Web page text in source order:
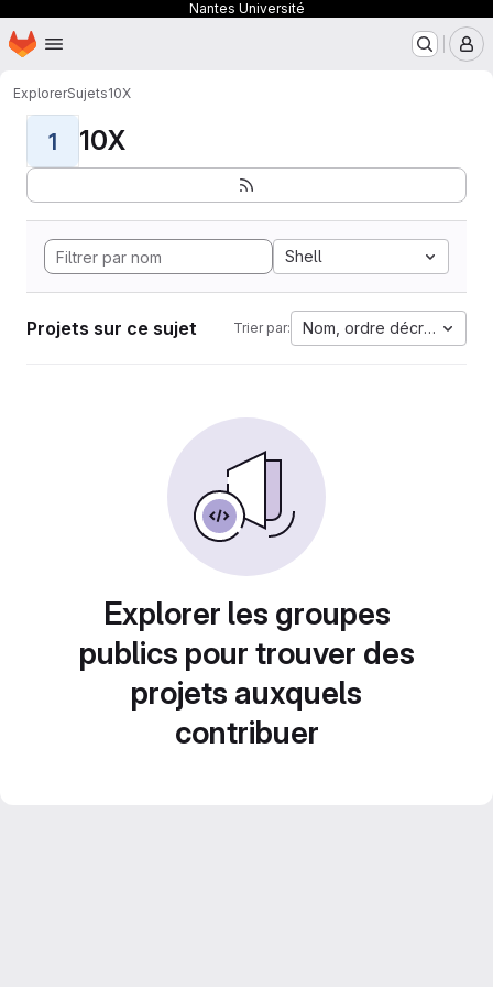
Nantes Université
Passer au contenu principal
Page d'accueil
ExplorerSujets10X
1 10X
Shell
Projets sur ce sujet Trier par: Nom, ordre décroissant
Explorer les groupes
publics pour trouver des
projets auxquels
contribuer